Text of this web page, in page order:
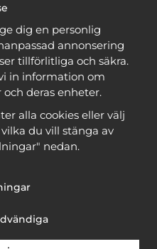
och få många
Du ser vilka som
är inloggad
& Kattens AB
dig en personlig
annonsering
tillförlitliga och säkra.
in information om
deras enheter.
alla cookies eller välj
du vill stänga av
nedan.